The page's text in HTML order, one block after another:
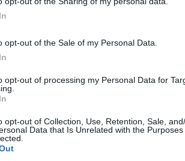
opt-out of the Sale of my Personal Data.
opt-out of processing my Personal Data for
opt-out of Collection, Use, Retention, Sale,
Data that Is Unrelated with the
cuore di Milano
Milano su auto d'epoca